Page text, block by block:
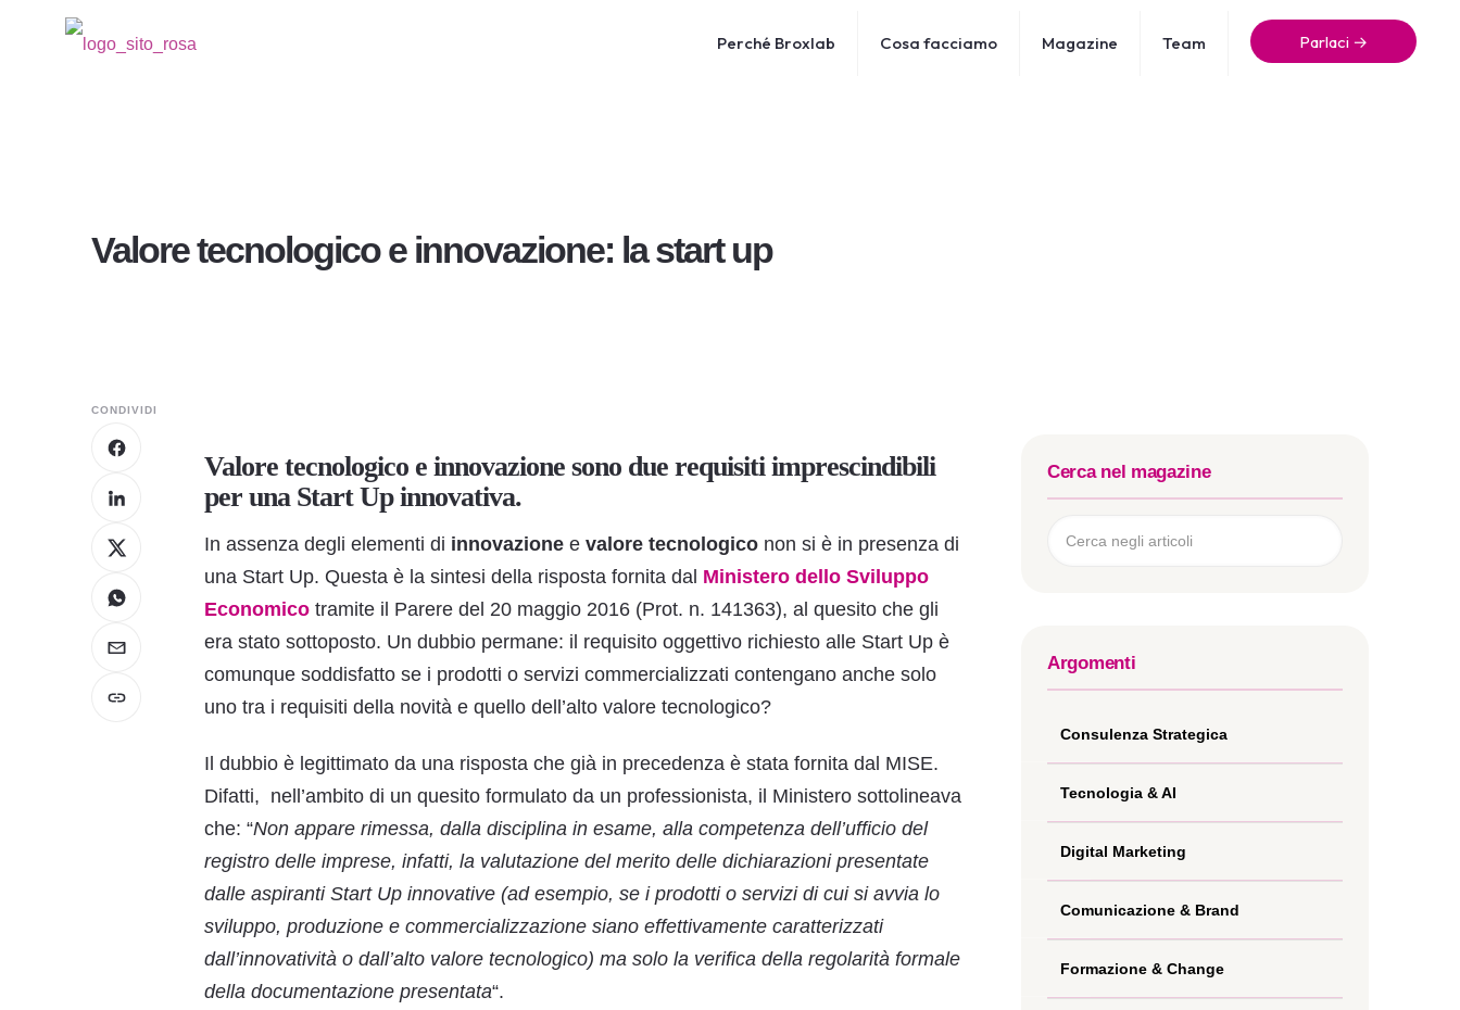
Perché Broxlab Cosa facciamo Magazine Team Parlaci →
Valore tecnologico e innovazione: la start up
CONDIVIDI
Valore tecnologico e innovazione sono due requisiti imprescindibili
per una Start Up innovativa.
In assenza degli elementi di innovazione e valore tecnologico non si è in presenza di
una Start Up. Questa è la sintesi della risposta fornita dal Ministero dello Sviluppo
Economico tramite il Parere del 20 maggio 2016 (Prot. n. 141363), al quesito che gli
era stato sottoposto. Un dubbio permane: il requisito oggettivo richiesto alle Start Up è
comunque soddisfatto se i prodotti o servizi commercializzati contengano anche solo
uno tra i requisiti della novità e quello dell’alto valore tecnologico?
Il dubbio è legittimato da una risposta che già in precedenza è stata fornita dal MISE.
Difatti, nell’ambito di un quesito formulato da un professionista, il Ministero sottolineava
che: “Non appare rimessa, dalla disciplina in esame, alla competenza dell’ufficio del
registro delle imprese, infatti, la valutazione del merito delle dichiarazioni presentate
dalle aspiranti Start Up innovative (ad esempio, se i prodotti o servizi di cui si avvia lo
sviluppo, produzione e commercializzazione siano effettivamente caratterizzati
dall’innovatività o dall’alto valore tecnologico) ma solo la verifica della regolarità formale
della documentazione presentata“.
Cerca nel magazine
Argomenti
Consulenza Strategica
Tecnologia & AI
Digital Marketing
Comunicazione & Brand
Formazione & Change